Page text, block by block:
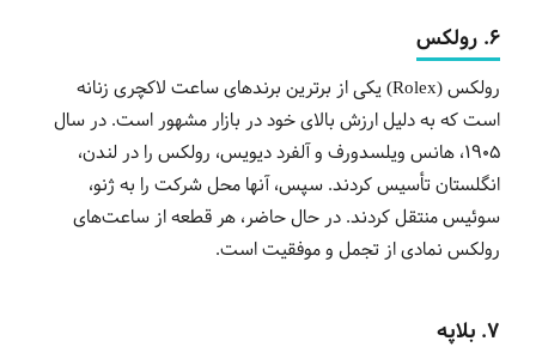
6. رولکس
رولکس (Rolex) یکی از برترین برندهای ساعت لاکچری زنانه
است که به دلیل ارزش بالای خود در بازار مشهور است. در سال
1905، هانس ویلسدورف و آلفرد دیویس، رولکس را در لندن،
انگلستان تأسیس کردند. سپس، آنها محل شرکت را به ژنو،
سوئیس منتقل کردند. در حال حاضر، هر قطعه از ساعت‌های
رولکس نمادی از تجمل و موفقیت است.
7. بلاپه